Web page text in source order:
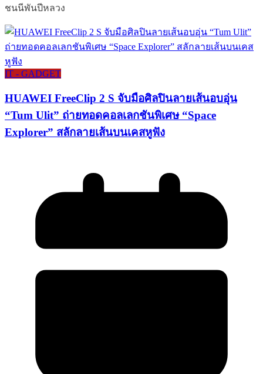
ชนนีพันปีหลวง
IT - GADGET
HUAWEI FreeClip 2 S จับมือศิลปินลายเส้นอบอุ่น
“Tum Ulit” ถ่ายทอดคอลเลกชันพิเศษ “Space
Explorer” สลักลายเส้นบนเคสหูฟัง